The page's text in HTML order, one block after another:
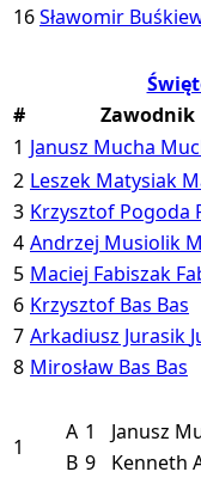
16Sławomir
#
Zawodnik
1 Janusz Mucha
2 Leszek Matysiak
3 Krzysztof Pogoda
4 Andrzej Musiolik
5 Maciej Fabiszak
6 Krzysztof Bas Bas
7 Arkadiusz Jurasik
8 Mirosław Bas Bas
1
A 1 Janusz
B 9 Kenneth